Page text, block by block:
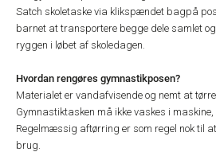
Satch skoletaske via klikspændet bagpå
barnet at transportere begge dele samlet
ryggen i løbet af skoledagen.
Hvordan rengøres gymnastikposen?
Materialet er vandafvisende og nemt at
Gymnastiktasken må ikke vaskes i
Regelmæssig aftørring er som regel nok til
brug.